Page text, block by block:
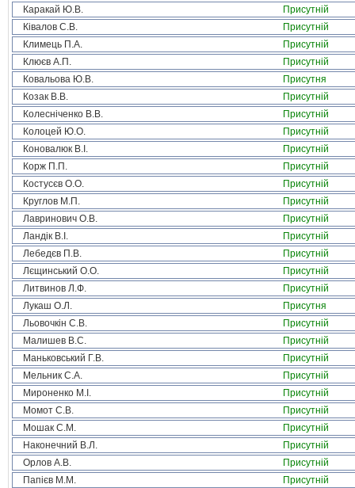
Каракай Ю.В.
Присутній
Ківалов С.В.
Присутній
Климець П.А.
Присутній
Клюєв А.П.
Присутній
Ковальова Ю.В.
Присутня
Козак В.В.
Присутній
Колесніченко В.В.
Присутній
Колоцей Ю.О.
Присутній
Коновалюк В.І.
Присутній
Корж П.П.
Присутній
Костусєв О.О.
Присутній
Круглов М.П.
Присутній
Лавринович О.В.
Присутній
Ландік В.І.
Присутній
Лебедєв П.В.
Присутній
Лєщинський О.О.
Присутній
Литвинов Л.Ф.
Присутній
Лукаш О.Л.
Присутня
Льовочкін С.В.
Присутній
Малишев В.С.
Присутній
Маньковський Г.В.
Присутній
Мельник С.А.
Присутній
Мироненко М.І.
Присутній
Момот С.В.
Присутній
Мошак С.М.
Присутній
Наконечний В.Л.
Присутній
Орлов А.В.
Присутній
Папієв М.М.
Присутній